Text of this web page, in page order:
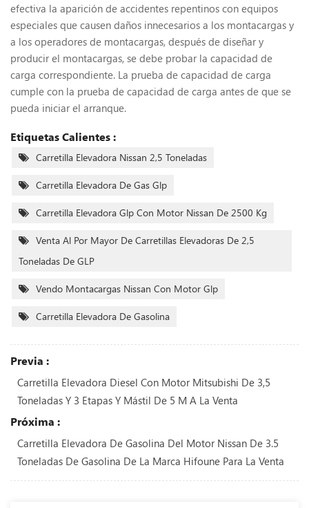
efectiva la aparición de accidentes repentinos con equipos
especiales que causen daños innecesarios a los montacargas y
a los operadores de montacargas, después de diseñar y
producir el montacargas, se debe probar la capacidad de
carga correspondiente. La prueba de capacidad de carga
cumple con la prueba de capacidad de carga antes de que se
pueda iniciar el arranque.
Etiquetas Calientes :
Carretilla Elevadora Nissan 2,5 Toneladas
Carretilla Elevadora De Gas Glp
Carretilla Elevadora Glp Con Motor Nissan De 2500 Kg
Venta Al Por Mayor De Carretillas Elevadoras De 2,5
Toneladas De GLP
Vendo Montacargas Nissan Con Motor Glp
Carretilla Elevadora De Gasolina
Previa :
Carretilla Elevadora Diesel Con Motor Mitsubishi De 3,5
Toneladas Y 3 Etapas Y Mástil De 5 M A La Venta
Próxima :
Carretilla Elevadora De Gasolina Del Motor Nissan De 3.5
Toneladas De Gasolina De La Marca Hifoune Para La Venta